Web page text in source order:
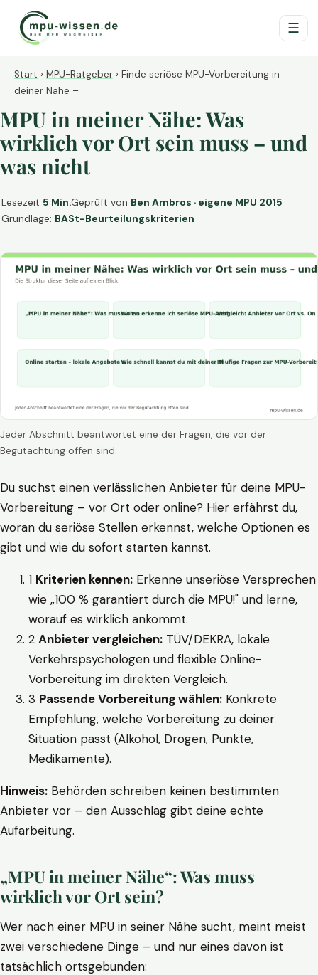
☰
Start › MPU-Ratgeber › Finde seriöse MPU-Vorbereitung in
deiner Nähe –
MPU in meiner Nähe: Was
wirklich vor Ort sein muss – und
was nicht
Lesezeit 5 Min.Geprüft von Ben Ambros · eigene MPU 2015
Grundlage: BASt-Beurteilungskriterien
Jeder Abschnitt beantwortet eine der Fragen, die vor der
Begutachtung offen sind.
Du suchst einen verlässlichen Anbieter für deine MPU-
Vorbereitung – vor Ort oder online? Hier erfährst du,
woran du seriöse Stellen erkennst, welche Optionen es
gibt und wie du sofort starten kannst.
1 Kriterien kennen: Erkenne unseriöse Versprechen
wie „100 % garantiert durch die MPU!" und lerne,
worauf es wirklich ankommt.
2 Anbieter vergleichen: TÜV/DEKRA, lokale
Verkehrspsychologen und flexible Online-
Vorbereitung im direkten Vergleich.
3 Passende Vorbereitung wählen: Konkrete
Empfehlung, welche Vorbereitung zu deiner
Situation passt (Alkohol, Drogen, Punkte,
Medikamente).
Hinweis: Behörden schreiben keinen bestimmten
Anbieter vor – den Ausschlag gibt deine echte
Aufarbeitung.
„MPU in meiner Nähe“: Was muss
wirklich vor Ort sein?
Wer nach einer MPU in seiner Nähe sucht, meint meist
zwei verschiedene Dinge – und nur eines davon ist
tatsächlich ortsgebunden: